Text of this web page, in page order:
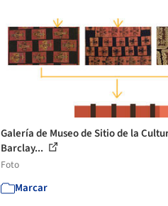
Galería de Museo de Sitio de la
Barclay...
Foto
Marcar